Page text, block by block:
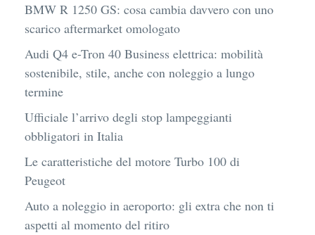
BMW R 1250 GS: cosa cambia davvero con uno
scarico aftermarket omologato
Audi Q4 e-Tron 40 Business elettrica: mobilità
sostenibile, stile, anche con noleggio a lungo
termine
Ufficiale l’arrivo degli stop lampeggianti
obbligatori in Italia
Le caratteristiche del motore Turbo 100 di
Peugeot
Auto a noleggio in aeroporto: gli extra che non ti
aspetti al momento del ritiro